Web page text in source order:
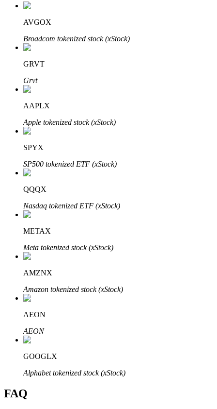
Auto Invest
Ta långsiktig vinst och flexibla intressen
Lär dig Staking
Lär dig mer om att tjäna passiv inkomst
Bitrue
Bitrue Partners
Bitrue Affiliates
Upp till 65% provision!
AVGOX
Broadcom tokenized stock (xStock)
GRVT
Grvt
AAPLX
Apple tokenized stock (xStock)
SPYX
SP500 tokenized ETF (xStock)
QQQX
Nasdaq tokenized ETF (xStock)
METAX
Meta tokenized stock (xStock)
AMZNX
Amazon tokenized stock (xStock)
AEON
AEON
GOOGLX
Alphabet tokenized stock (xStock)
FAQ